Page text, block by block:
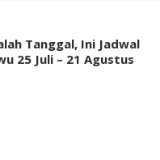
Tanggal, Ini Jadwal
25 Juli – 21 Agustus